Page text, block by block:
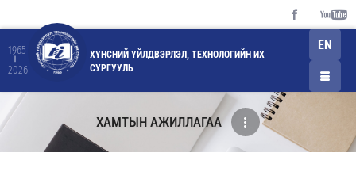
1965
2026
ХҮНСНИЙ ҮЙЛДВЭРЛЭЛ, ТЕХНОЛОГИЙН ИХ
СУРГУУЛЬ
EN
ХАМТЫН АЖИЛЛАГАА